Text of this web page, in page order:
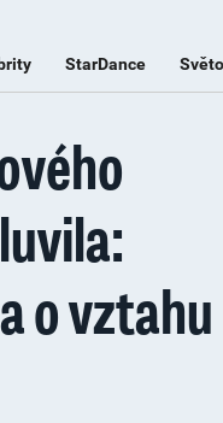
StarDance
o vztahu